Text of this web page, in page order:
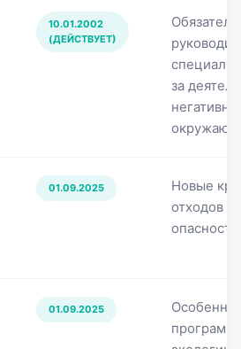
10.01.2002
(ДЕЙСТВУЕТ)
за
01.09.2025
Новые
отходов к
опасности
01.09.2025